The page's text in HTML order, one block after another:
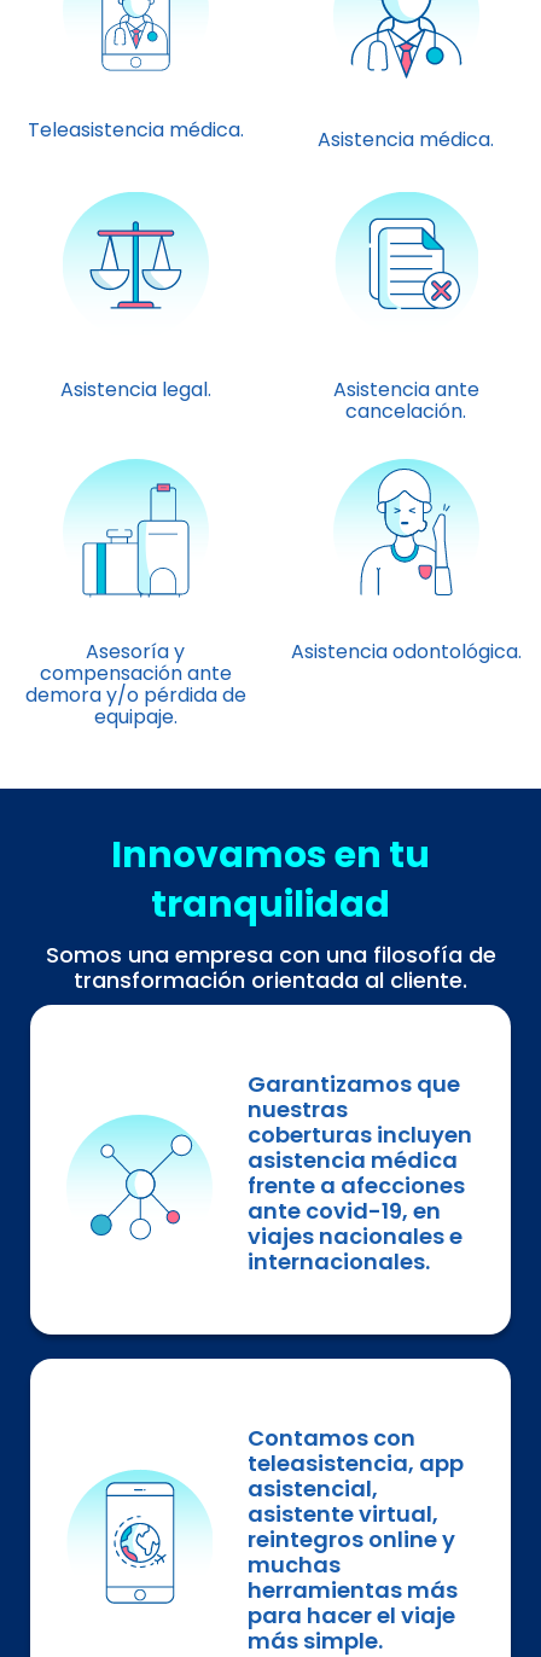
Teleasistencia médica. Asistencia médica.
Asistencia legal. Asistencia ante
cancelación.
Asesoría y
compensación ante
demora y/o pérdida de
equipaje.
Asistencia odontológica.
Innovamos en tu
tranquilidad
Somos una empresa con una filosofía de
transformación orientada al cliente.
Garantizamos que
nuestras
coberturas incluyen
asistencia médica
frente a afecciones
ante covid-19, en
viajes nacionales e
internacionales.
Contamos con
teleasistencia, app
asistencial,
asistente virtual,
reintegros online y
muchas
herramientas más
para hacer el viaje
más simple.